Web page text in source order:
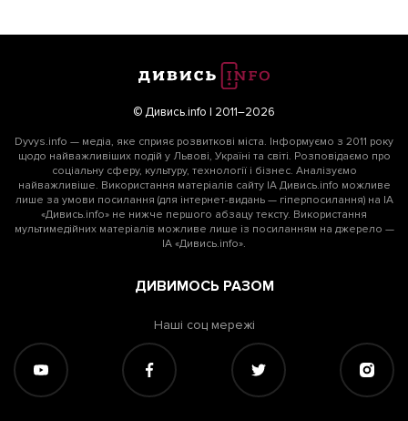
© Дивись.info | 2011–2026
Dyvys.info — медіа, яке сприяє розвиткові міста. Інформуємо з 2011 року
щодо найважливіших подій у Львові, Україні та світі. Розповідаємо про
соціальну сферу, культуру, технології і бізнес. Аналізуємо
найважливіше. Використання матеріалів сайту ІА Дивись.info можливе
лише за умови посилання (для інтернет-видань — гіперпосилання) на ІА
«Дивись.info» не нижче першого абзацу тексту. Використання
мультимедійних матеріалів можливе лише із посиланням на джерело —
ІА «Дивись.info».
ДИВИМОСЬ РАЗОМ
Наші соц мережі